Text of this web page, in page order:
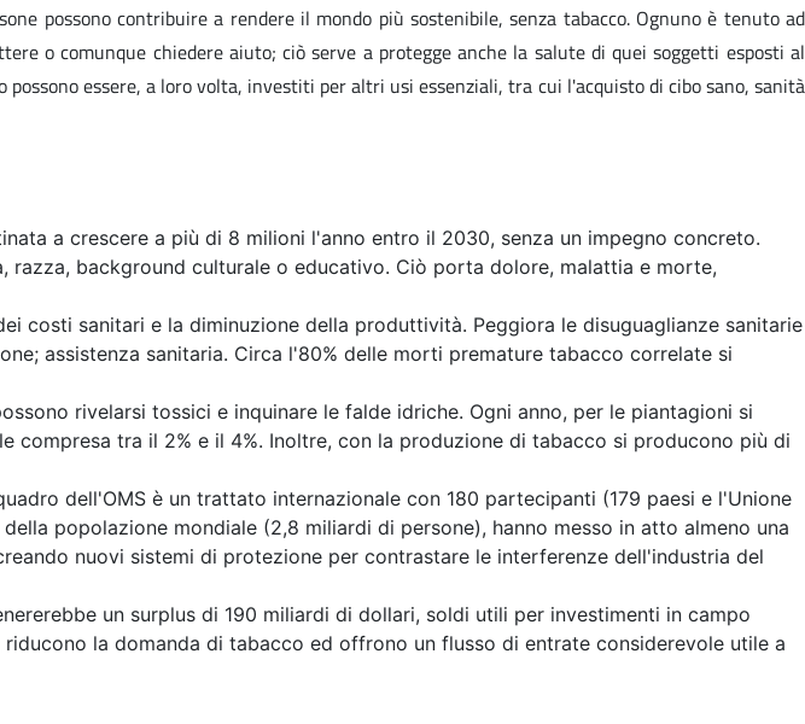
possono contribuire a rendere il mondo più sostenibile, senza tabacco. Ognuno è tenuto ad
o comunque chiedere aiuto; ciò serve a protegge anche la salute di quei soggetti esposti al
essere, a loro volta, investiti per altri usi essenziali, tra cui l'acquisto di cibo sano, sanità
a crescere a più di 8 milioni l'anno entro il 2030, senza un impegno concreto.
razza, background culturale o educativo. Ciò porta dolore, malattia e morte,
costi sanitari e la diminuzione della produttività. Peggiora le disuguaglianze sanitarie
assistenza sanitaria. Circa l'80% delle morti premature tabacco correlate si
rivelarsi tossici e inquinare le falde idriche. Ogni anno, per le piantagioni si
tra il 2% e il 4%. Inoltre, con la produzione di tabacco si producono più di
dell'OMS è un trattato internazionale con 180 partecipanti (179 paesi e l'Unione
popolazione mondiale (2,8 miliardi di persone), hanno messo in atto almeno una
nuovi sistemi di protezione per contrastare le interferenze dell'industria del
un surplus di 190 miliardi di dollari, soldi utili per investimenti in campo
la domanda di tabacco ed offrono un flusso di entrate considerevole utile a